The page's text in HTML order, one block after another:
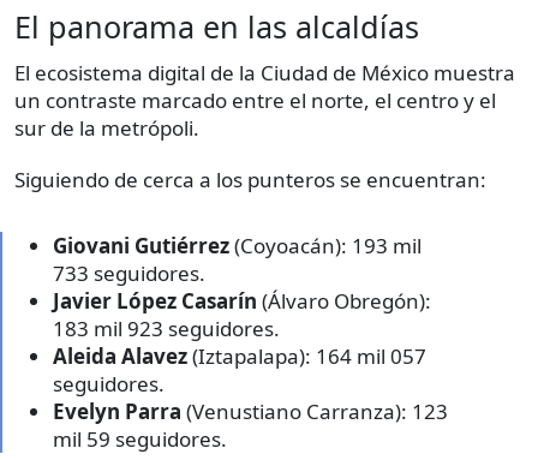
El panorama en las alcaldías
El ecosistema digital de la Ciudad de México muestra
un contraste marcado entre el norte, el centro y el
sur de la metrópoli.
Siguiendo de cerca a los punteros se encuentran:
Giovani Gutiérrez(Coyoacán): 193 mil
733 seguidores.
Javier López Casarín (Álvaro Obregón):
183 mil 923 seguidores.
Aleida Alavez(Iztapalapa): 164 mil 057
seguidores.
Evelyn Parra (Venustiano Carranza): 123
mil 59 seguidores.